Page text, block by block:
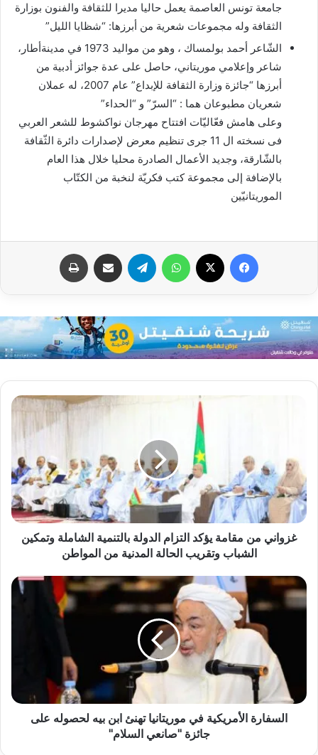
جامعة تونس العاصمة يعمل حاليا مديرا للثقافة والفنون بوزارة
الثقافة وله مجموعات شعرية من أبرزها: “شظايا الليل”
الشّاعر أحمد بولمساك ، وهو من مواليد 1973 في مدينةأطار،
شاعر وإعلامي موريتاني، حاصل على عدة جوائز أدبية من
أبرزها “جائزة وزارة الثقافة للإبداع” عام 2007، له عملان
شعريان مطبوعان هما : “السرّ” و “الحداء”
وعلى هامش فعّاليّات افتتاح مهرجان نواكشوط للشعر العربي
فى نسخته ال 11 جرى تنظيم معرض لإصدارات دائرة الثّقافة
بالشّارقة، وجديد الأعمال الصادرة محليا خلال هذا العام
بالإضافة إلى مجموعة كتب فكريّة لنخبة من الكتّاب
الموريتانيّين
فيسبوك واتساب تيلقرام مشاركة عبر البريد
غزواني من مقامة يؤكد التزام الدولة بالتنمية الشاملة وتمكين
الشباب وتقريب الحالة المدنية من المواطن
السفارة الأمريكية في موريتانيا تهنئ ابن بيه لحصوله على
جائزة "صانعي السلام"